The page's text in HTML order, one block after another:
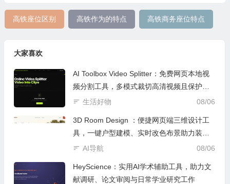
高铁座位区别 高铁作为的特点 高铁商务座位特点
大家喜欢
AI Toolbox Video Splitter：免费网页本地视
频分割工具，多模式裁切高清视频且保护隐
私
08/06
生活好物
3D Room Design ：便捷网页端三维设计工
具，一键户型建模、实时改色布景助力装修
设计
08/06
AI导航
HeyScience：实用AI学术辅助工具，助力文
献调研、论文审阅与日常学业研究工作